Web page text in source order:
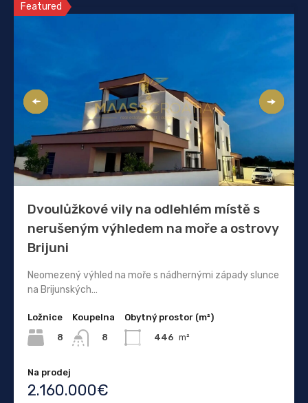
Featured
Dvoulůžkové vily na odlehlém místě s
nerušeným výhledem na moře a ostrovy
Brijuni
Neomezený výhled na moře s nádhernými západy slunce
na Brijunských…
Ložnice
8
Koupelna
8
Obytný prostor (m²)
446 m²
Na prodej
2.160.000€